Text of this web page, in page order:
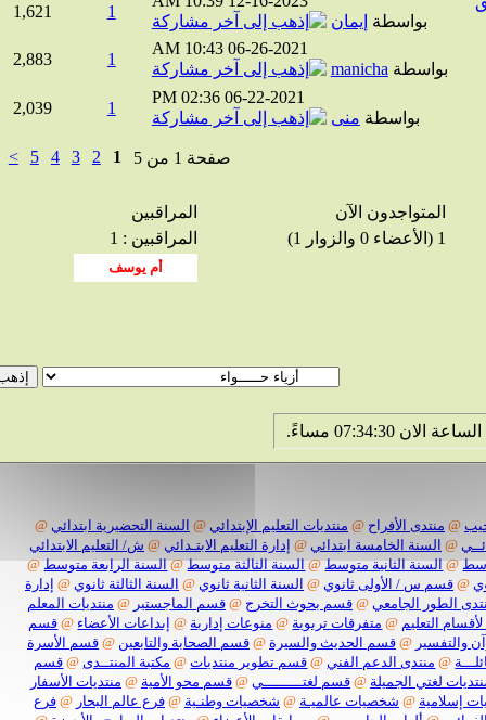
بواسطةإيمان
1,621
06-26-2021
10:43 AM
بواسطةmanicha
2,883
06-22-2021
02:36 PM
بواسطةمنى
2,039
صفحة 1 من 5 1
2
3
4
5
>
المتواجدون الآن
المراقبين
المراقبين : 1
@منتدى الأفراح @منتديات التعليم الإبتدائي @ السنة التحضيرية ابتدائي @
@السنة الخامسة ابتدائي @ إدارة التعليم الابتـدائي @ ش/ التعليم الابتدائي
@السنة الثانية متوسط @السنة الثالثة متوسط @السنة الرابعة متوسط @
قسم س / الأولى ثانوي @السنة الثانية ثانوي @السنة الثالثة ثانوي @إدارة
الطور الجامعي @قسم بحوث التخرج @قسم الماجستير @ منتديات المعلم
التعليم @متفرقات تربوية @منوعات إدارية @إبداعات الأعضاء @قسم
@ قسم الحديث والسيرة @قسم الصحابة والتابعين @قسم الأسرة
@منتدى الدعم الفني @قسم تطوير منتديات @مكتبة المنتــدى @قسم
لغتي الجميلة @قسم لغتـــــــــي @قسم محو الأمية @منتديات الأسفار
@شخصيات عالميـة @شخصيات وطنـية @فرع عالم البحار @ فرع